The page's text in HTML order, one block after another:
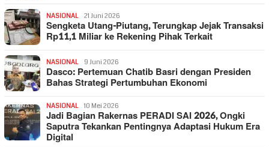
NASIONAL 21 Juni 2026
Sengketa Utang-Piutang, Terungkap Jejak Transaksi
Rp11,1 Miliar ke Rekening Pihak Terkait
NASIONAL 9 Juni 2026
Dasco: Pertemuan Chatib Basri dengan Presiden
Bahas Strategi Pertumbuhan Ekonomi
NASIONAL 10 Mei 2026
Jadi Bagian Rakernas PERADI SAI 2026, Ongki
Saputra Tekankan Pentingnya Adaptasi Hukum Era
Digital